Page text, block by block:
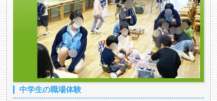
中学生の職場体験